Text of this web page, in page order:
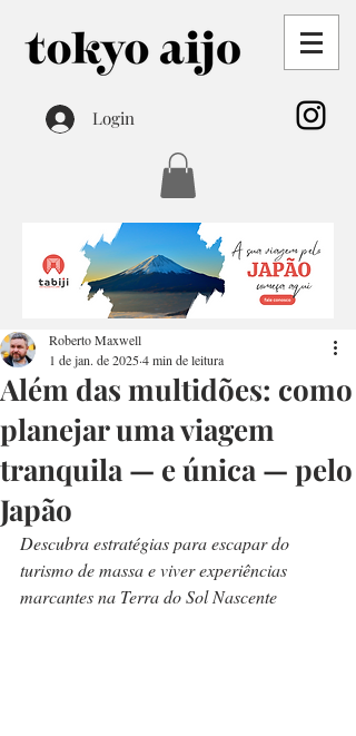
Login
Além das multidões: como
planejar uma viagem
tranquila — e única — pelo
Japão
Roberto Maxwell
1 de jan. de 20254 min de leitura
Descubra estratégias para escapar do
turismo de massa e viver experiências
marcantes na Terra do Sol Nascente